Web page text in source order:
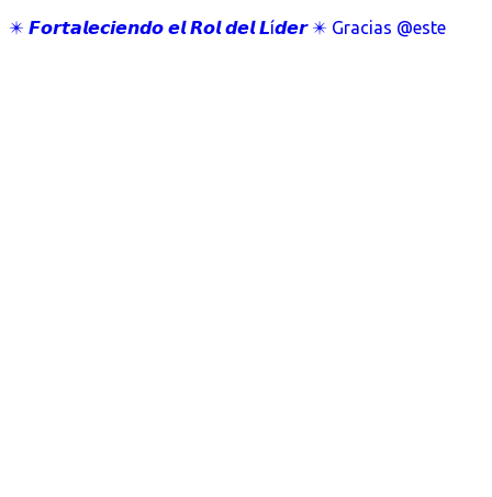
✴️ 𝙁𝙤𝙧𝙩𝙖𝙡𝙚𝙘𝙞𝙚𝙣𝙙𝙤 𝙚𝙡 𝙍𝙤𝙡 𝙙𝙚𝙡 𝙇í𝙙𝙚𝙧 ✴️ Gracias @este